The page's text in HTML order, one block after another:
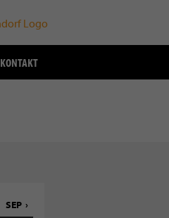
KONTAKT
SEP